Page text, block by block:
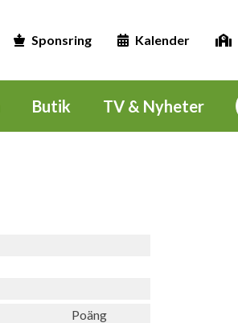
Sponsring Kalender
Butik TV & Nyheter
Poäng